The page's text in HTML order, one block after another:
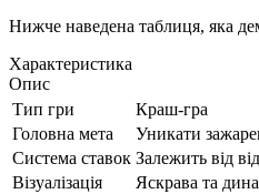
Нижче наведена таблиця, яка
Характеристика
Опис
Тип гри
Краш-гра
Головна мета
Уникати
Система ставок Залежить від
Візуалізація
Яскрава та